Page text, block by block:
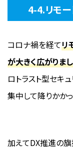
4-4.リモ
コロナ禍を経てリ
が大きく広がりま
ロトラスト型セキ
集中して降りかかっ
加えてDX推進の